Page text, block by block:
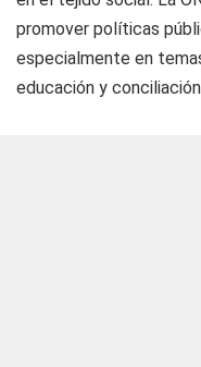
promover políticas
especialmente en
educación y